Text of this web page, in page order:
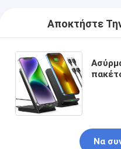
Αποκτήστε
Να